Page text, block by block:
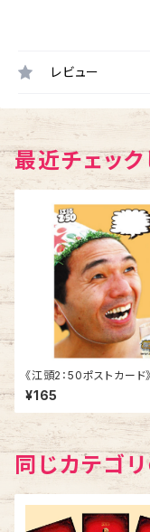
レビュー
最近チェッ
《江頭2：50ポストカード
7／ よかった！
¥165
同じカテゴ